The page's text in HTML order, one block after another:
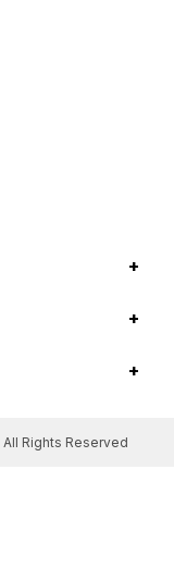
+
+
+
All Rights Reserved